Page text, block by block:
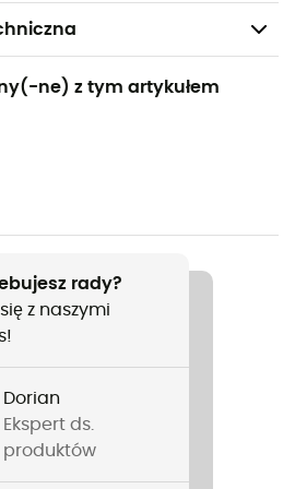
ne) z tym artykułem
rady?
z naszymi
Dorian
Ekspert ds.
produktów